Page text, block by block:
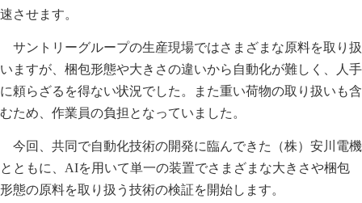
速させます。
サントリーグループの生産現場ではさまざまな原料を取り扱
いますが、梱包形態や大きさの違いから自動化が難しく、人手
に頼らざるを得ない状況でした。また重い荷物の取り扱いも含
むため、作業員の負担となっていました。
今回、共同で自動化技術の開発に臨んできた（株）安川電機
とともに、AIを用いて単一の装置でさまざまな大きさや梱包
形態の原料を取り扱う技術の検証を開始します。